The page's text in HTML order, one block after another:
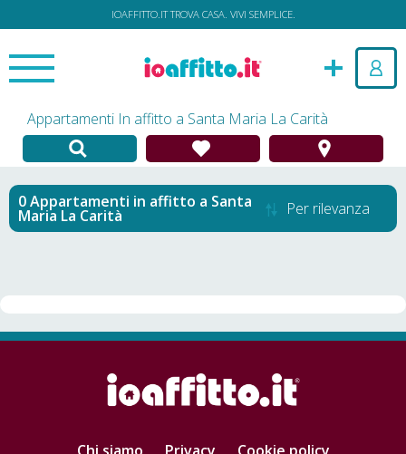
IOAFFITTO.IT TROVA CASA. VIVI SEMPLICE.
Appartamenti In affitto a Santa Maria La Carità
Appartamenti in affitto a Santa
Maria La Carità Per rilevanza